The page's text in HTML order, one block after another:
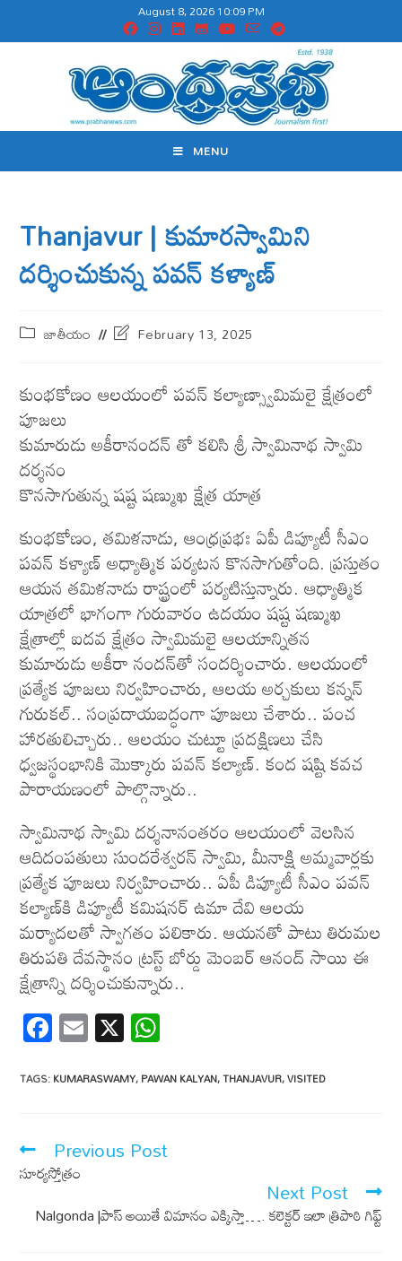
August 8, 2026 10:09 PM
MENU
Thanjavur | కుమారస్వామిని
దర్శించుకున్న‌ పవన్ కళ్యాణ్
జాతీయం February 13, 2025
కుంభ‌కోణం ఆల‌యంలో ప‌వ‌న్ క‌ల్యాణ్స్వామిమలై క్షేత్రంలో
పూజ‌లు
కుమారుడు అకీరానందన్ తో కలిసి శ్రీ స్వామినాథ స్వామి
దర్శనం
కొన‌సాగుతున్న‌ షష్ట షణ్ముఖ క్షేత్ర యాత్ర
కుంభ‌కోణం, త‌మిళ‌నాడు, ఆంధ్ర‌ప్ర‌భః ఏపీ డిప్యూటీ సీఎం
పవన్ కళ్యాణ్ అధ్యాత్మిక పర్యటన కొనసాగుతోంది. ప్రస్తుతం
ఆయన తమిళనాడు రాష్ట్రంలో పర్యటిస్తున్నారు. ఆధ్యాత్మిక
యాత్రలో భాగంగా గురువారం ఉద‌యం షష్ట షణ్ముఖ
క్షేత్రాల్లో ఐదవ క్షేత్రం స్వామిమలై ఆల‌యాన్నితన
కుమారుడు అకీరా నందన్‌‌తో సంద‌ర్శించారు. ఆలయంలో
ప్రత్యేక పూజలు నిర్వహించారు, ఆలయ అర్చకులు కన్నన్
గురుకల్.. సంప్రదాయబద్ధంగా పూజలు చేశారు.. పంచ
హారతులిచ్చారు.. ఆలయం చుట్టూ ప్రదక్షిణలు చేసి
ధ్వజస్థంభానికి మొక్కారు పవన్ కల్యాణ్. కంద షష్టి కవచ
పారాయణంలో పాల్గొన్నారు..
స్వామినాథ స్వామి దర్శనానంతరం ఆలయంలో వెలసిన
ఆదిదంపతులు సుందరేశ్వరన్ స్వామి, మీనాక్షి అమ్మవార్లకు
ప్రత్యేక పూజలు నిర్వహించారు.. ఏపీ డిప్యూటీ సీఎం పవన్‌
కల్యాణ్‌కి డిప్యూటీ కమిషనర్ ఉమా దేవి ఆలయ
మర్యాదలతో స్వాగతం పలికారు. ఆయ‌న‌తో పాటు తిరుమల
తిరుపతి దేవస్థానం ట్రస్ట్ బోర్డు మెంబర్ ఆనంద్ సాయి ఈ
క్షేత్రాన్ని దర్శించుకున్నారు..
F
ac
e
o
o
k
E
m
ail
X
at
A
p
p
TAGS:KUMARASWAMY,PAWAN KALYAN,THANJAVUR,VISITED
Previous Post
సూర్యస్తోత్రం
Next Post
Nalgonda |పాస్ అయితే విమానం ఎక్కిస్తా…. క‌లెక్ట‌ర్ ఇలా త్రిపాఠి గిఫ్ట్